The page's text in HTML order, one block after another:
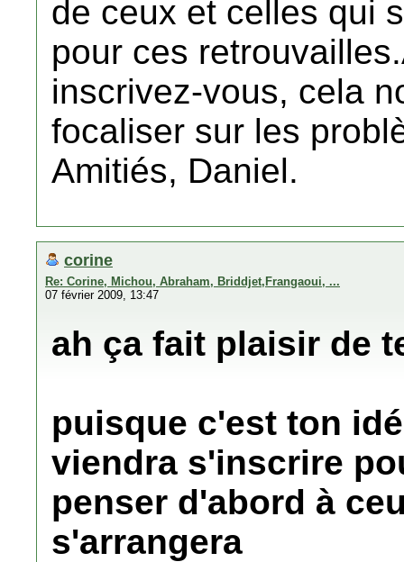
de ceux et celles qui
pour ces
inscrivez-vous, cela
focaliser sur les
Amitiés, Daniel.
corine
Re: Corine, Michou, Abraham, Briddjet,Frangaoui, ...
07 février 2009, 13:47
ah ça fait plaisir de
puisque c'est ton
viendra s'inscrire
penser d'abord à
s'arrangera